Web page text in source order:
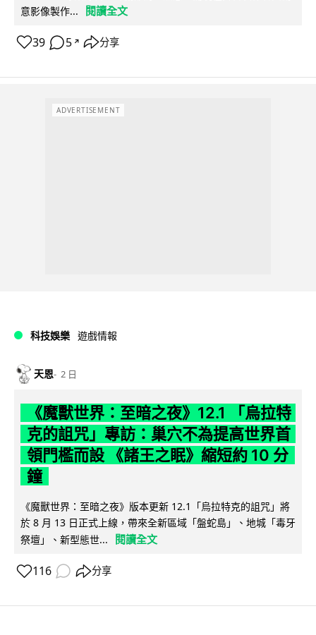
意影像製作...
閱讀全文
39 5 ↗ 分享
ADVERTISEMENT
科技娛樂 遊戲情報
天恩 2 日
《魔獸世界：至暗之夜》12.1 「烏拉特
克的詛咒」專訪：巢穴不為提高世界首
領門檻而設 《諸王之眠》縮短約 10 分
鐘
《魔獸世界：至暗之夜》版本更新 12.1「烏拉特克的詛咒」將
於 8 月 13 日正式上線，帶來全新區域「盤蛇島」、地城「毒牙
祭壇」、新型態世...
閱讀全文
116 分享